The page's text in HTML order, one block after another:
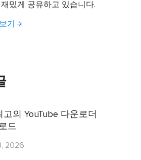
밌게 공유하고 있습니다.
기
의 YouTube 다운로더
드
2026